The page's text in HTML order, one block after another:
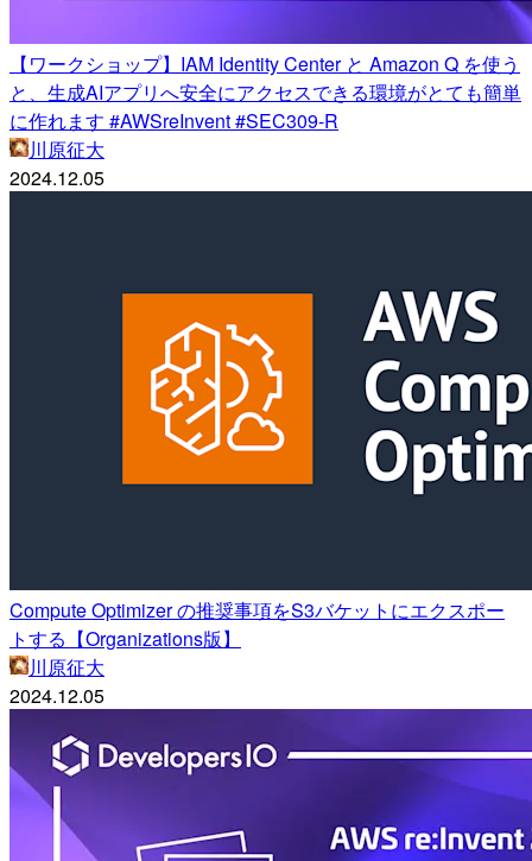
【ワークショップ】IAM Identity Center と Amazon Q を使う
と、生成AIアプリへ安全にアクセスできる環境がとても簡単
に作れます #AWSreInvent #SEC309-R
川原征大
2024.12.05
Compute Optimizer の推奨事項をS3バケットにエクスポー
トする【Organizations版】
川原征大
2024.12.05